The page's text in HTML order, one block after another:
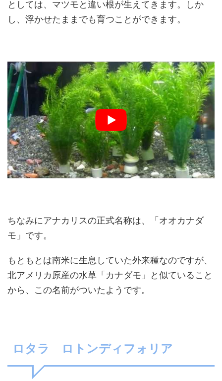
としては、マツモと違い根が生えてきます。しか
し、浮かせたままでも育つことができます。
ちなみにアナカリスの正式名称は、「オオカナダ
モ」です。
もともとは南米に生息していた外来種なのですが、
北アメリカ原産の水草「カナダモ」と似ていること
から、この名前がついたようです。
ロタラ ロトンディフォリア